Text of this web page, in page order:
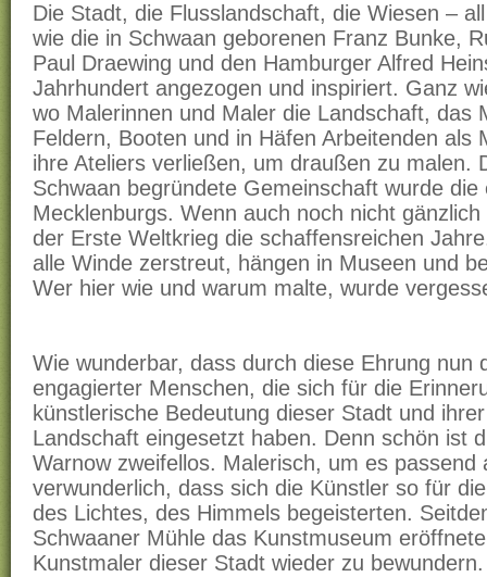
Die Stadt, die Flusslandschaft, die Wiesen –
wie die in Schwaan geborenen Franz Bunke,
Paul Draewing und den Hamburger Alfred
Jahrhundert angezogen und inspiriert. Ganz
wo Malerinnen und Maler die Landschaft, das
Feldern, Booten und in Häfen Arbeitenden als
ihre Ateliers verließen, um draußen zu malen.
Schwaan begründete Gemeinschaft wurde die
Mecklenburgs. Wenn auch noch nicht
der Erste Weltkrieg die schaffensreichen
alle Winde zerstreut, hängen in Museen und
Wer hier wie und warum malte, wurde
Wie wunderbar, dass durch diese Ehrung nun
engagierter Menschen, die sich für die
künstlerische Bedeutung dieser Stadt und
Landschaft eingesetzt haben. Denn schön ist
Warnow zweifellos. Malerisch, um es passend
verwunderlich, dass sich die Künstler so für
des Lichtes, des Himmels begeisterten.
Schwaaner Mühle das Kunstmuseum
Kunstmaler dieser Stadt wieder zu bewundern.